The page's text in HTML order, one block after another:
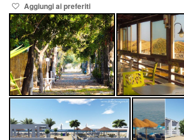
Aggiungi ai preferiti